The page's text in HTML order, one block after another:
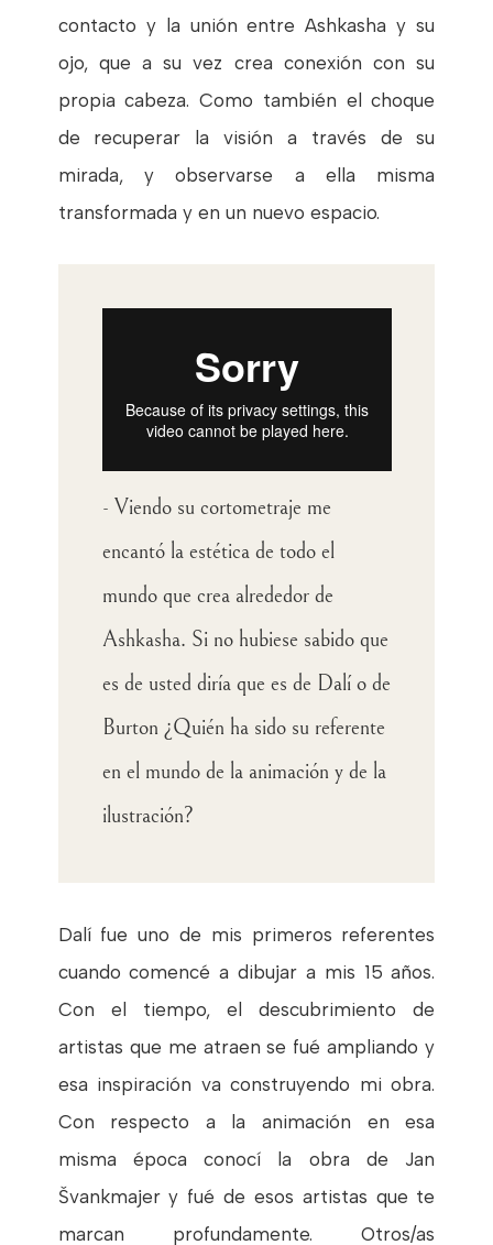
contacto y la unión entre Ashkasha y su
ojo, que a su vez crea conexión con su
propia cabeza. Como también el choque
de recuperar la visión a través de su
mirada, y observarse a ella misma
transformada y en un nuevo espacio.
- Viendo su cortometraje me
encantó la estética de todo el
mundo que crea alrededor de
Ashkasha. Si no hubiese sabido que
es de usted diría que es de Dalí o de
Burton ¿Quién ha sido su referente
en el mundo de la animación y de la
ilustración?
Dalí fue uno de mis primeros referentes
cuando comencé a dibujar a mis 15 años.
Con el tiempo, el descubrimiento de
artistas que me atraen se fué ampliando y
esa inspiración va construyendo mi obra.
Con respecto a la animación en esa
misma época conocí la obra de Jan
Švankmajer y fué de esos artistas que te
marcan profundamente. Otros/as